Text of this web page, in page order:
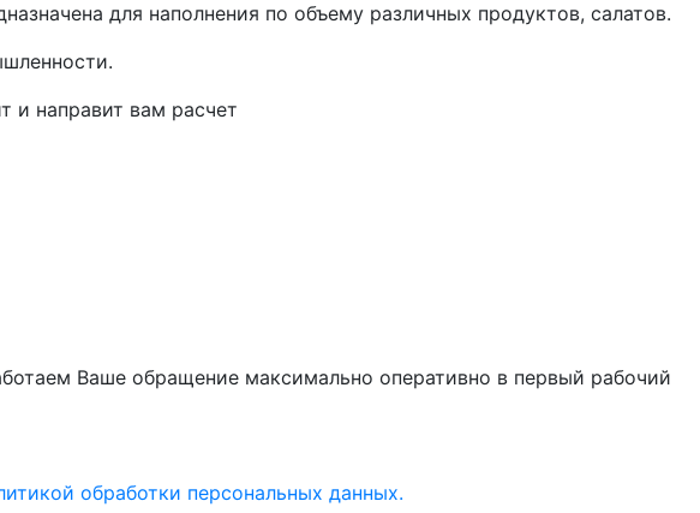
для наполнения по объему различных продуктов, салатов.
и направит вам расчет
Ваше обращение максимально оперативно в первый рабочий
обработки персональных данных.